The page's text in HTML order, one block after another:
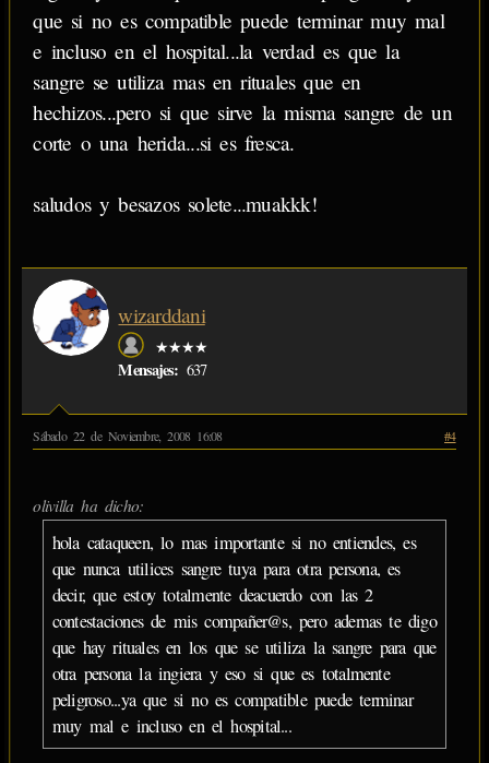
que si no es compatible puede terminar muy mal
e incluso en el hospital...la verdad es que la
sangre se utiliza mas en rituales que en
hechizos...pero si que sirve la misma sangre de un
corte o una herida...si es fresca.
saludos y besazos solete...muakkk!
wizarddani
★★★★
Mensajes: 637
Sábado 22 de Noviembre, 2008 16:08 #4
olivilla ha dicho:
hola cataqueen, lo mas importante si no entiendes, es
que nunca utilices sangre tuya para otra persona, es
decir, que estoy totalmente deacuerdo con las 2
contestaciones de mis compañer@s, pero ademas te digo
que hay rituales en los que se utiliza la sangre para que
otra persona la ingiera y eso si que es totalmente
peligroso...ya que si no es compatible puede terminar
muy mal e incluso en el hospital...